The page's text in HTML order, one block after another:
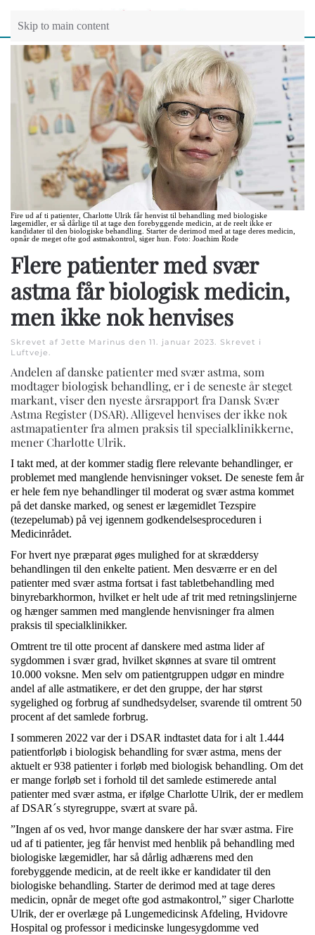
Skip to main content
Fire ud af ti patienter, Charlotte Ulrik får henvist til behandling med biologiske
lægemidler, er så dårlige til at tage den forebyggende medicin, at de reelt ikke er
kandidater til den biologiske behandling. Starter de derimod med at tage deres medicin,
opnår de meget ofte god astmakontrol, siger hun. Foto: Joachim Rode
Flere patienter med svær
astma får biologisk medicin,
men ikke nok henvises
Skrevet af Jette Marinus den 11. januar 2023. Skrevet i
Luftveje.
Andelen af danske patienter med svær astma, som
modtager biologisk behandling, er i de seneste år steget
markant, viser den nyeste årsrapport fra Dansk Svær
Astma Register (DSAR). Alligevel henvises der ikke nok
astmapatienter fra almen praksis til specialklinikkerne,
mener Charlotte Ulrik.
I takt med, at der kommer stadig flere relevante behandlinger, er
problemet med manglende henvisninger vokset. De seneste fem år
er hele fem nye behandlinger til moderat og svær astma kommet
på det danske marked, og senest er lægemidlet Tezspire
(tezepelumab) på vej igennem godkendelsesproceduren i
Medicinrådet.
For hvert nye præparat øges mulighed for at skræddersy
behandlingen til den enkelte patient. Men desværre er en del
patienter med svær astma fortsat i fast tabletbehandling med
binyrebarkhormon, hvilket er helt ude af trit med retningslinjerne
og hænger sammen med manglende henvisninger fra almen
praksis til specialklinikker.
Omtrent tre til otte procent af danskere med astma lider af
sygdommen i svær grad, hvilket skønnes at svare til omtrent
10.000 voksne. Men selv om patientgruppen udgør en mindre
andel af alle astmatikere, er det den gruppe, der har størst
sygelighed og forbrug af sundhedsydelser, svarende til omtrent 50
procent af det samlede forbrug.
I sommeren 2022 var der i DSAR indtastet data for i alt 1.444
patientforløb i biologisk behandling for svær astma, mens der
aktuelt er 938 patienter i forløb med biologisk behandling. Om det
er mange forløb set i forhold til det samlede estimerede antal
patienter med svær astma, er ifølge Charlotte Ulrik, der er medlem
af DSAR´s styregruppe, svært at svare på.
”Ingen af os ved, hvor mange danskere der har svær astma. Fire
ud af ti patienter, jeg får henvist med henblik på behandling med
biologiske lægemidler, har så dårlig adhærens med den
forebyggende medicin, at de reelt ikke er kandidater til den
biologiske behandling. Starter de derimod med at tage deres
medicin, opnår de meget ofte god astmakontrol,” siger Charlotte
Ulrik, der er overlæge på Lungemedicinsk Afdeling, Hvidovre
Hospital og professor i medicinske lungesygdomme ved